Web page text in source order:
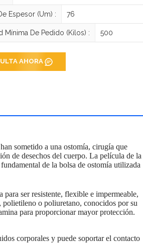
Espesor (um) : 76
Mínima De Pedido (kilos) : 500
AHORA
sometido a una ostomía, cirugía que
de desechos del cuerpo. La película de la
de la bolsa de ostomía utilizada
ser resistente, flexible e impermeable,
polietileno o poliuretano, conocidos por su
para proporcionar mayor protección.
corporales y puede soportar el contacto